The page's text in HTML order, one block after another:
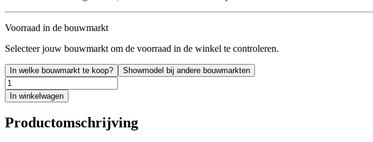
Voorraad in de bouwmarkt
Selecteer jouw bouwmarkt om de voorraad in de winkel te controleren.
In welke bouwmarkt te koop? Showmodel bij andere bouwmarkten
In winkelwagen
Productomschrijving